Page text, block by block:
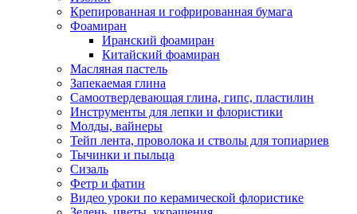
Крепированная и гофрированная бумага
Фоамиран
Иранский фоамиран
Китайский фоамиран
Масляная пастель
Запекаемая глина
Самоотвердевающая глина, гипс, пластилин
Инструменты для лепки и флористики
Молды, вайнеры
Тейп лента, проволока и стволы для топиариев
Тычинки и пыльца
Сизаль
Фетр и фатин
Видео уроки по керамической флористике